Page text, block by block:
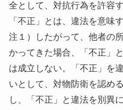
全として、対抗行為を許容
「不正」とは、違法を意味
注１）したがって、他者の
かってきた場合、「不正」
は成立しない。「不正」を
いとして、対物防衛を認め
し、「不正」と違法を別異